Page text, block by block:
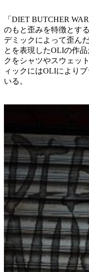
「DIET BUTCHER
のもと歪みを特徴とす
デミックによって歪ん
とを表現したOLIの作
クをシャツやスウェッ
ィックにはOLIにより
いる。